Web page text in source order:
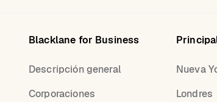
Blacklane for Business
Descripción general
Corporaciones
Nueva
Londres